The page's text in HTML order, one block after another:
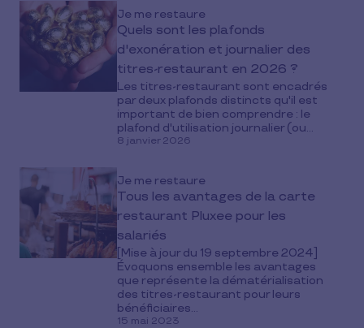
Je me restaure
Quels sont les plafonds
d'exonération et journalier des
titres-restaurant en 2026 ?
Les titres-restaurant sont encadrés
par deux plafonds distincts qu'il est
important de bien comprendre : le
plafond d'utilisation journalier (ou...
8 janvier 2026
Je me restaure
Tous les avantages de la carte
restaurant Pluxee pour les
salariés
[Mise à jour du 19 septembre 2024]
Évoquons ensemble les avantages
que représente la dématérialisation
des titres-restaurant pour leurs
bénéficiaires...
15 mai 2023